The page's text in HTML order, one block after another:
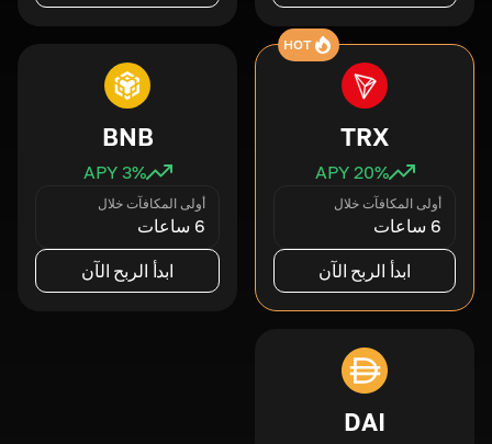
HOT
TRX
20% APY
أولى المكافآت خلال
6 ساعات
ابدأ الربح الآن
BNB
3% APY
أولى المكافآت خلال
6 ساعات
ابدأ الربح الآن
DAI